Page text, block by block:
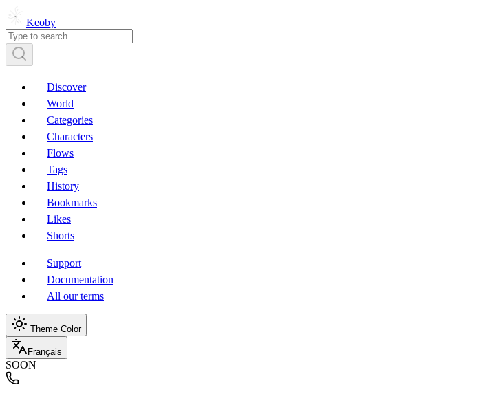
Keoby
Discover
World
Categories
Characters
Flows
Tags
History
Bookmarks
Likes
Shorts
Support
Documentation
All our terms
Theme Color
Français
SOON